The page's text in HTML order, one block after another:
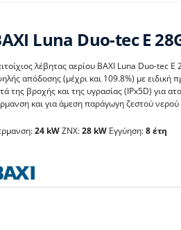
BAXI Luna Duo-
28GA
Luna Duo-tec E
λέβητας αερίου BAXI Luna Duo-tec E
απόδοσης (μέχρι και 109.8%) με ειδική
της βροχής και της υγρασίας (IPx5D) για
και για άμεση παράγωγη ζεστού
24 kWΖΝΧ:28 kW Εγγύηση:8 έτη